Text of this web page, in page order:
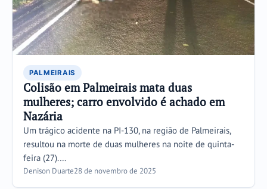
PALMEIRAIS
Colisão em Palmeirais mata duas
mulheres; carro envolvido é achado em
Nazária
Um trágico acidente na PI-130, na região de Palmeirais,
resultou na morte de duas mulheres na noite de quinta-
feira (27).…
Denison Duarte28 de novembro de 2025